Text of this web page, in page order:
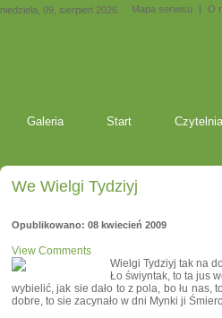
niedziela, 09, sierpień 2026 Mapa serwisu O
Galeria Start Czytelnia
We Wielgi Tydziyj
Opublikowano: 08 kwiecień 2009
View Comments
Wielgi Tydziyj tak na
Ło świyntak, to ta jus
wybielić, jak sie dało to z pola, bo łu nas,
dobre, to sie zacynało w dni Mynki ji